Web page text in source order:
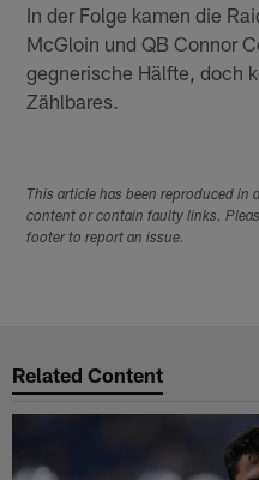
In der Folge kamen die
McGloin und QB Connor
gegnerische Hälfte, doch
Zählbares.
This article has been reproduced in
content or contain faulty links.
footer to report an issue.
Related Content